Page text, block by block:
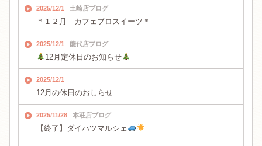
2025/12/1 土崎店ブログ
＊１２月 カフェプロスイーツ＊
2025/12/1 能代店ブログ
12月定休日のお知らせ
2025/12/1
12月の休日のおしらせ
2025/11/28 本荘店ブログ
【終了】ダイハツマルシェ